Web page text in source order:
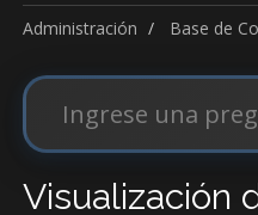
Administración Base de
Visualización